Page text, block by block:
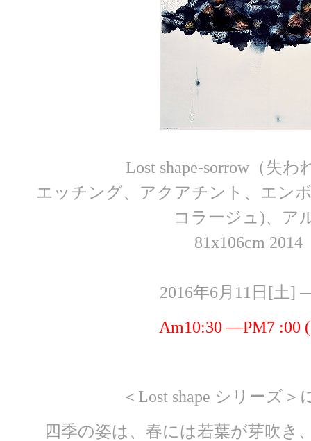
Lost shape-sorrow（失
エッチング、アクアチント、エン
コラージュ)、ア
81x106cm
2016年6月11日[土]
Am10:30 ―PM7 :00
＜Lost shape シリーズ
四季の姿は、春には若葉が芽吹き